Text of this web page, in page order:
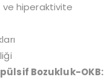
ve hiperaktivite
Bozukluk-OKB: